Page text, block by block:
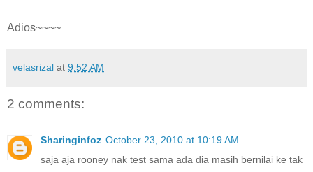
Adios~~~~
velasrizal at 9:52 AM
2 comments:
Sharinginfoz October 23, 2010 at 10:19 AM
saja aja rooney nak test sama ada dia masih bernilai ke tak